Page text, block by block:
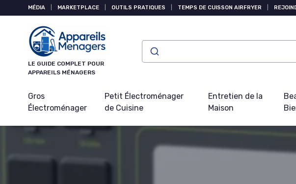
MÉDIA MARKETPLACE OUTILS PRATIQUES TEMPS DE CUISSON AIRFRYER
LE GUIDE COMPLET POUR
APPAREILS MÉNAGERS
Gros
Électroménager
Petit Électroménager
de Cuisine
Entretien de la
Maison
Panneau de gestion des cookies